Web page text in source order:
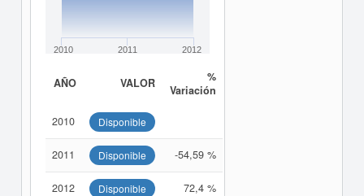
2010 2011 2012
AÑO VALOR
%
Variación
2010 Disponible
2011 Disponible -54,59 %
2012 Disponible 72,4 %